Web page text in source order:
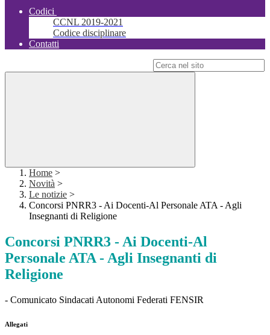
Codici
CCNL 2019-2021
Codice disciplinare
Contatti
Home >
Novità >
Le notizie >
Concorsi PNRR3 - Ai Docenti-Al Personale ATA - Agli
Insegnanti di Religione
Concorsi PNRR3 - Ai Docenti-Al
Personale ATA - Agli Insegnanti di
Religione
- Comunicato Sindacati Autonomi Federati FENSIR
Allegati